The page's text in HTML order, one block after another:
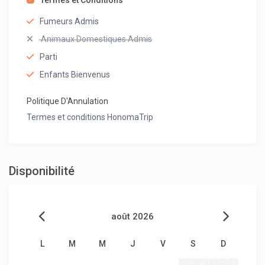
Fumeurs Admis
Animaux Domestiques Admis
Parti
Enfants Bienvenus
Politique D'Annulation
Termes et conditions HonomaTrip
Disponibilité
août 2026
L M M J V S D